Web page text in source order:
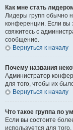
Как мне стать
Лидеры групп обычно
конференции. Если вы
свяжитесь с
сообщение.
Вернуться к началу
Почему названия
Администратор
для того, чтобы их
Вернуться к началу
Что такое группа по
Если вы состоите
используется для